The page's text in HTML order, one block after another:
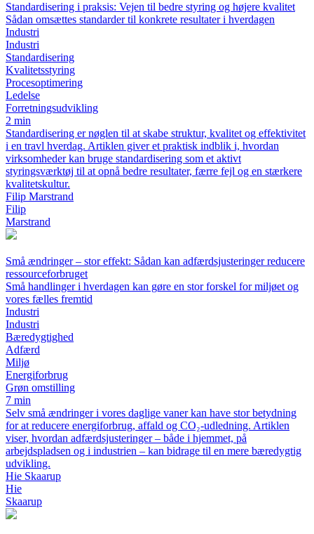
Standardisering i praksis: Vejen til bedre styring og højere kvalitet
Sådan omsættes standarder til konkrete resultater i hverdagen
Industri
Industri
Standardisering
Kvalitetsstyring
Procesoptimering
Ledelse
Forretningsudvikling
2 min
Standardisering er nøglen til at skabe struktur, kvalitet og effektivitet
i en travl hverdag. Artiklen giver et praktisk indblik i, hvordan
virksomheder kan bruge standardisering som et aktivt
styringsværktøj til at opnå bedre resultater, færre fejl og en stærkere
kvalitetskultur.
Filip Marstrand
Filip
Marstrand
Små ændringer – stor effekt: Sådan kan adfærdsjusteringer reducere
ressourceforbruget
Små handlinger i hverdagen kan gøre en stor forskel for miljøet og
vores fælles fremtid
Industri
Industri
Bæredygtighed
Adfærd
Miljø
Energiforbrug
Grøn omstilling
7 min
Selv små ændringer i vores daglige vaner kan have stor betydning
for at reducere energiforbrug, affald og CO₂-udledning. Artiklen
viser, hvordan adfærdsjusteringer – både i hjemmet, på
arbejdspladsen og i industrien – kan bidrage til en mere bæredygtig
udvikling.
Hie Skaarup
Hie
Skaarup